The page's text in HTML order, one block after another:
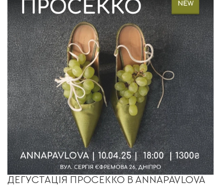
ДЕГУСТАЦІЯ ПРОСЕККО В ANNAPAVLOVA